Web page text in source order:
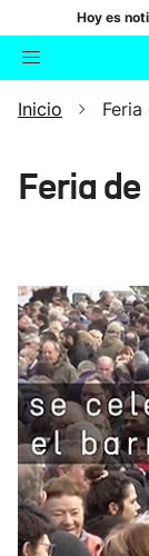
Hoy es
Inicio Feria
Feria